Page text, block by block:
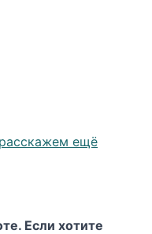
ещё
Если хотите